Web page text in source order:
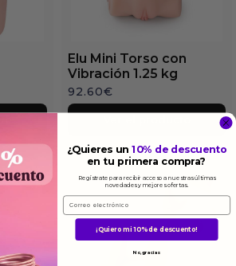
Elu Mini Torso con
Vibración 1.25 kg
92.60€
¿Quieres un10% de descuento
en tu primera compra?
Regístrate para recibir acceso a nuestras últimas
novedades y mejores ofertas.
Email
¡Quiero mi 10% de descuento!
No, gracias